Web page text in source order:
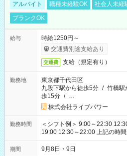
アルバイト 職種未経験OK 社会人未経
ブランクOK
給与
時給1250円～
交通費別途支給あり
交通費 支給（規定有り）
勤務地
東京都千代田区
九段下駅から徒歩5分 / 竹橋駅
歩15分 / …
株式会社ライブパワー
勤務時間
＜シフト例＞ 9:00～22:30
19:00 12:30～22:00 上記の時間から好きな時間を選べます！ ※
時間は変更となる可能性があり
期間 9月8日・9日